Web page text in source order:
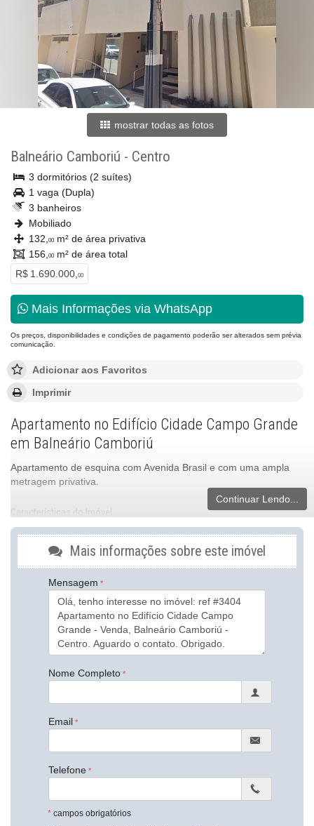
mostrar todas as fotos
Balneário Camboriú - Centro
3 dormitórios (2 suítes)
1 vaga (Dupla)
3 banheiros
Mobiliado
132, 00m² de área privativa
156, 00m² de área total
R$ 1.690.000, 00
Mais Informações via WhatsApp
Os preços, disponibilidades e condições de pagamento poderão ser alterados sem prévia
comunicação.
Adicionar aos Favoritos
Imprimir
Apartamento no Edifício Cidade Campo Grande
em Balneário Camboriú
Apartamento de esquina com Avenida Brasil e com uma ampla
metragem privativa.
Características do Imóvel
Aquecimento de Água
Piso Vinílico
Área de Serviço
Sala de Jantar
Cozinha
Banheiro Social
Sala de TV
Características do Empreendimento
Rua 1401
ver mapa abaixo
Continuar Lendo...
Mais informações sobre este imóvel
Mensagem
Nome Completo
Email
Telefone
* campos obrigatórios